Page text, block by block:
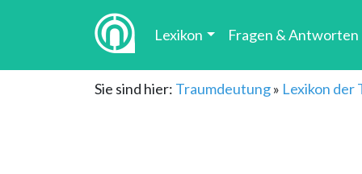
Lexikon Fragen & Antworten
Sie sind hier: Traumdeutung» Lexikon der